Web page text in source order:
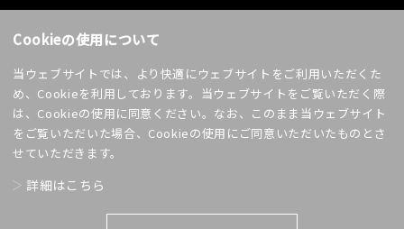
東京都港区港南2-18-1
accell@jp.daicel.com
SHARE!
プライバシーポリシー
WORDS
ABOUT US
Cookieの使用について
当ウェブサイトでは、より快適にウェブサイトをご利用いただくた
め、Cookieを利用しております。当ウェブサイトをご覧いただく際
は、Cookieの使用に同意ください。なお、このまま当ウェブサイト
をご覧いただいた場合、Cookieの使用にご同意いただいたものとさ
せていただきます。
詳細はこちら